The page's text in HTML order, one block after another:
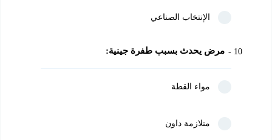
الإنتخاب الصناعي
10 مرض يحدث بسبب طفرة جينية:
مواء القطة
متلازمة داون